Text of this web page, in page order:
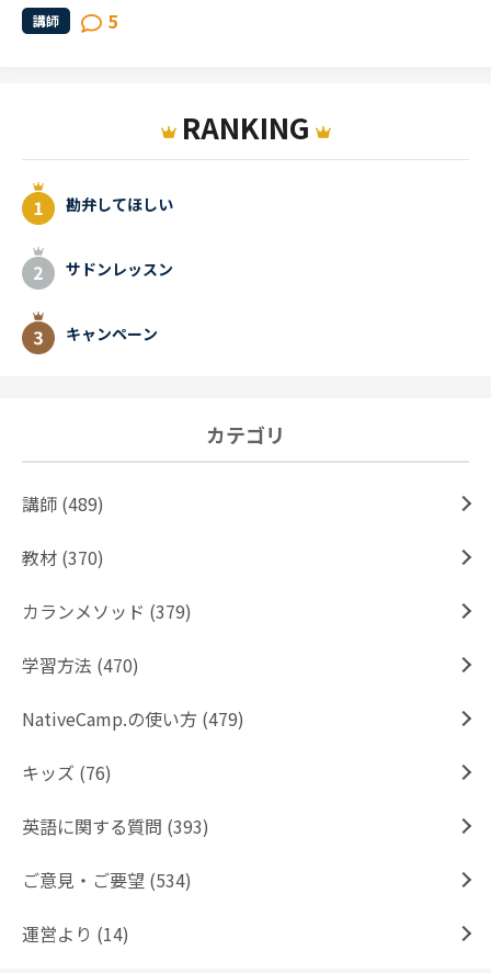
講師 5
RANKING
勘弁してほしい
サドンレッスン
キャンペーン
カテゴリ
講師 (489)
教材 (370)
カランメソッド (379)
学習方法 (470)
NativeCamp.の使い方 (479)
キッズ (76)
英語に関する質問 (393)
ご意見・ご要望 (534)
運営より (14)